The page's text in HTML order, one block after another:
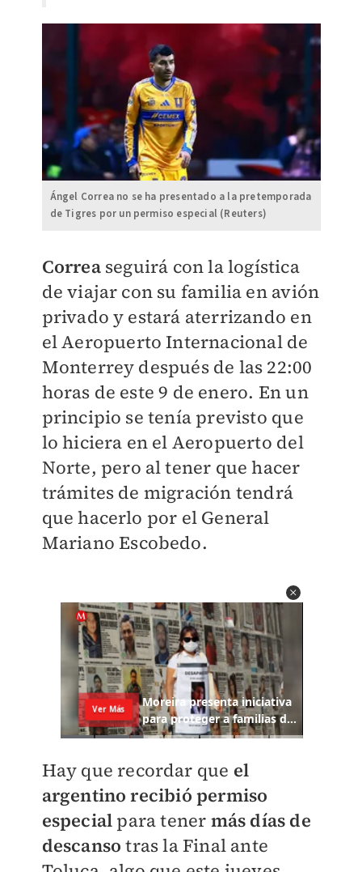
Ángel Correa no se ha presentado a la pretemporada
de Tigres por un permiso especial (Reuters)
Correa seguirá con la logística
de viajar con su familia en avión
privado y estará aterrizando en
el Aeropuerto Internacional de
Monterrey después de las 22:00
horas de este 9 de enero. En un
principio se tenía previsto que
lo hiciera en el Aeropuerto del
Norte, pero al tener que hacer
trámites de migración tendrá
que hacerlo por el General
Mariano Escobedo.
Hay que recordar que el
argentino recibió permiso
especial para tener más días de
descanso tras la Final ante